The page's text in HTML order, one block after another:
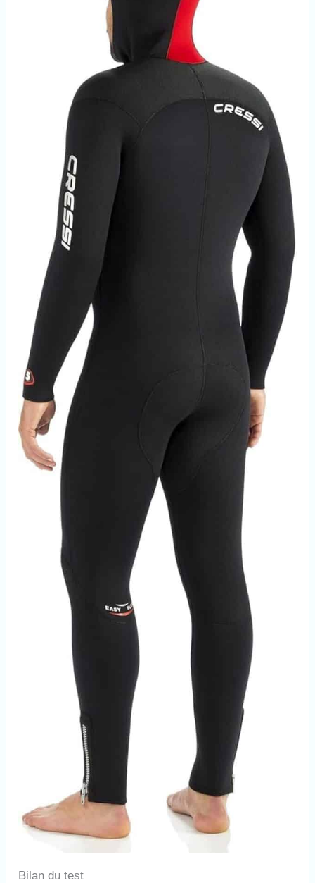
Bilan du test